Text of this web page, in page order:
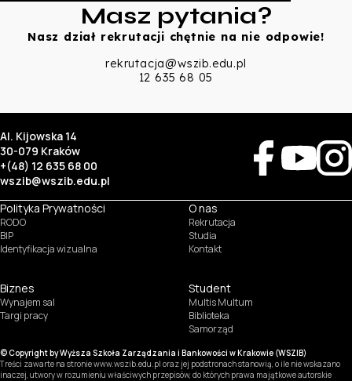
Webmail
Masz pytania?
Nasz dział rekrutacji chętnie na nie odpowie!
rekrutacja@wszib.edu.pl
12 635 68 05
Al. Kijowska 14
30-079 Kraków
+(48) 12 635 68 00
wszib@wszib.edu.pl
Polityka Prywatności
RODO
BIP
Identyfikacja wizualna
O nas
Rekrutacja
Studia
Kontakt
Biznes
Wynajem sal
Targi pracy
Student
Multis Multum
Biblioteka
Samorząd
© Copyright by Wyższa Szkoła Zarządzania i Bankowości w Krakowie (WSZIB)
Treści zawarte na stronie www.wszib.edu.pl oraz jej podstronach stanowią, o ile nie wskazano
inaczej, utwory w rozumieniu właściwych przepisów, do których prawa majątkowe autorskie